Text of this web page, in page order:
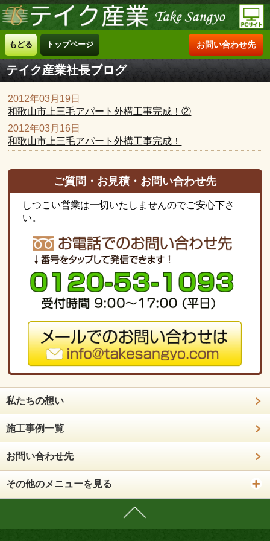
もどる トップページ お問い合わせ先
テイク産業社長ブログ
2012年03月19日
和歌山市上三毛アパート外構工事完成！②
2012年03月16日
和歌山市上三毛アパート外構工事完成！
ご質問・お見積・お問い合わせ先
しつこい営業は一切いたしませんのでご安心下さ
い。
私たちの想い
施工事例一覧
お問い合わせ先
その他のメニューを見る